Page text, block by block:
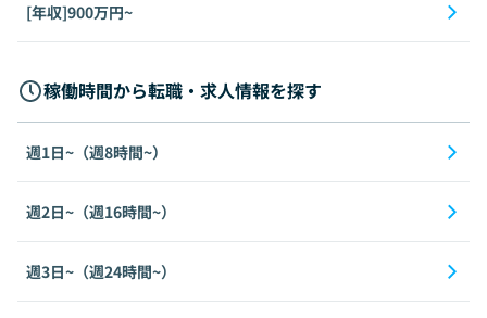
[年収]900万円~
稼働時間から転職・求人情報を探す
週1日~（週8時間~）
週2日~（週16時間~）
週3日~（週24時間~）